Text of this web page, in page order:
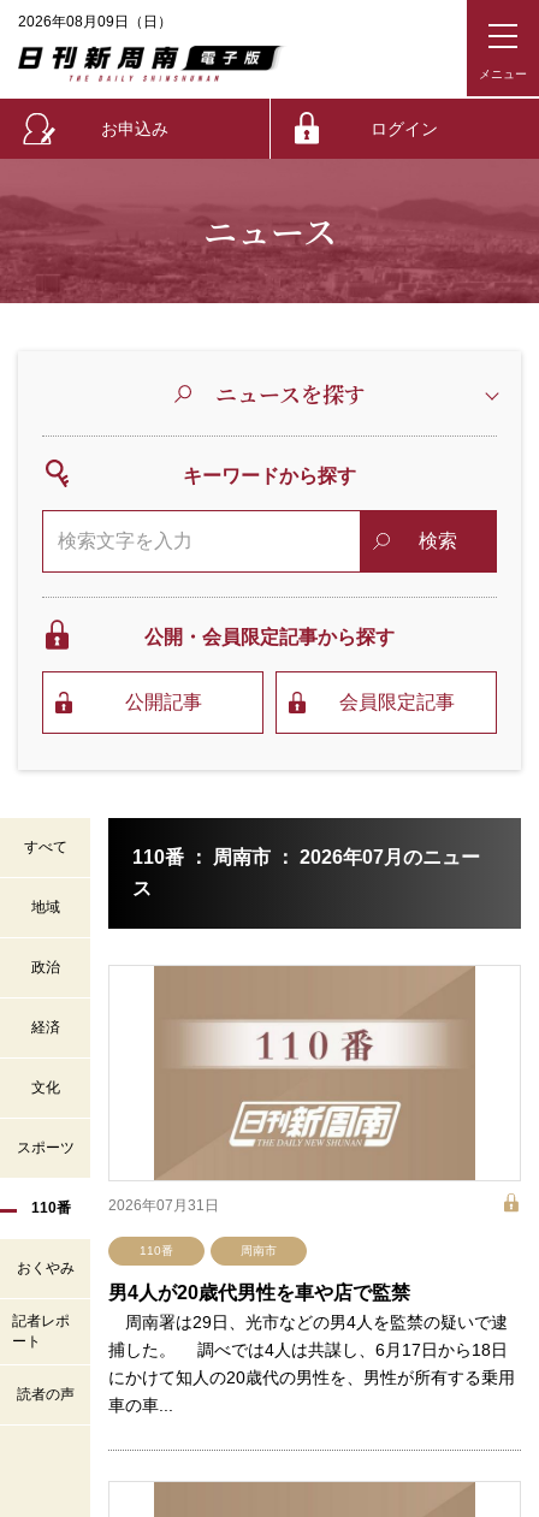
2026年08月09日（日）
お申込み ログイン
ニュース
ニュースを探す
キーワードから探す
検索
公開・会員限定記事から探す
公開記事 会員限定記事
すべて
地域
政治
経済
文化
スポーツ
110番
おくやみ
記者レポ
ート
読者の声
110番 ： 周南市 ： 2026年07月のニュー
ス
2026年07月31日
110番 周南市
男4人が20歳代男性を車や店で監禁
周南署は29日、光市などの男4人を監禁の疑いで逮
捕した。 調べでは4人は共謀し、6月17日から18日
にかけて知人の20歳代の男性を、男性が所有する乗用
車の車...